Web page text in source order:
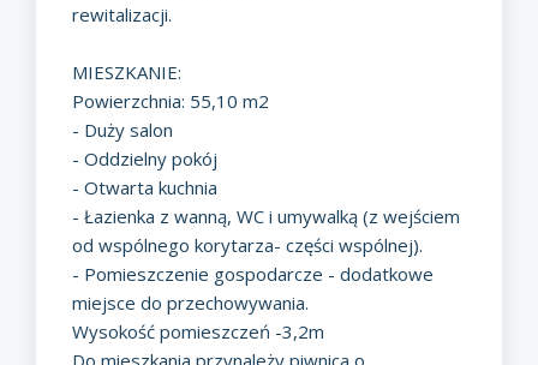
rewitalizacji.
MIESZKANIE:
Powierzchnia: 55,10 m2
- Duży salon
- Oddzielny pokój
- Otwarta kuchnia
- Łazienka z wanną, WC i umywalką (z wejściem
od wspólnego korytarza- części wspólnej).
- Pomieszczenie gospodarcze - dodatkowe
miejsce do przechowywania.
Wysokość pomieszczeń -3,2m